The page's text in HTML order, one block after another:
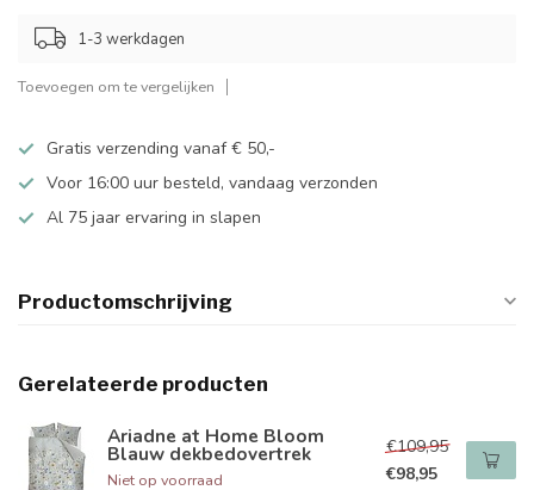
1-3 werkdagen
Toevoegen om te vergelijken
Gratis verzending vanaf € 50,-
Voor 16:00 uur besteld, vandaag verzonden
Al 75 jaar ervaring in slapen
Productomschrijving
Gerelateerde producten
Ariadne at Home Bloom
Blauw dekbedovertrek
Niet op voorraad
€109,95
€98,95